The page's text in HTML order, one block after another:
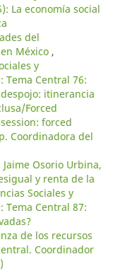
La economía social
del
México ,
y
Tema Central 76:
itinerancia
Forced
forced
Coordinadora del
Jaime Osorio Urbina,
y renta de la
Sociales y
Tema Central 87:
de los recursos
Coordinador